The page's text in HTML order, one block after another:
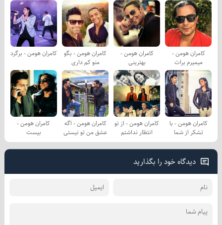
کامران هومن -
میمیرم برات
کامران هومن -
بهترینی
کامران هومن - بگو
منو کم داری
کامران هومن - برگرد
کامران هومن - با
تشکر از شما
کامران هومن - از تو
انتظار نداشتم
کامران هومن - اگه
عشق من تو نیستی
کامران هومن -
بیست
دیدگاه خود را بگذارید